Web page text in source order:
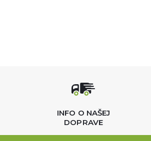
INFO O NAŠEJ
DOPRAVE